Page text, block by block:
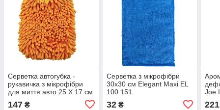
Серветка автогубка -
рукавичка з мікрофібри
для миття авто 25 Х 17 см
Elegant Maxi EL 100 153
147 ₴
Серветка з мікрофібри
30x30 см Elegant Maxi EL
100 151
32₴
Joe
221